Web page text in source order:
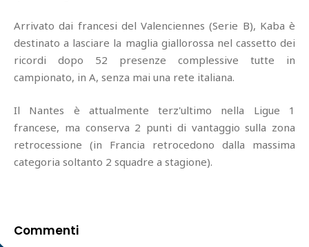
Arrivato dai francesi del Valenciennes (Serie B), Kaba è
destinato a lasciare la maglia giallorossa nel cassetto dei
ricordi dopo 52 presenze complessive tutte in
campionato, in A, senza mai una rete italiana.
Il Nantes è attualmente terz'ultimo nella Ligue 1
francese, ma conserva 2 punti di vantaggio sulla zona
retrocessione (in Francia retrocedono dalla massima
categoria soltanto 2 squadre a stagione).
Commenti